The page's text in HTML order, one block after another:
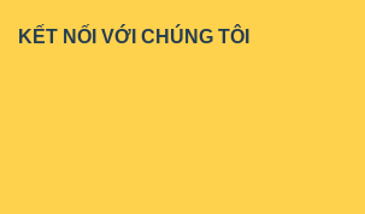
KẾT NỐI VỚI CHÚNG TÔI